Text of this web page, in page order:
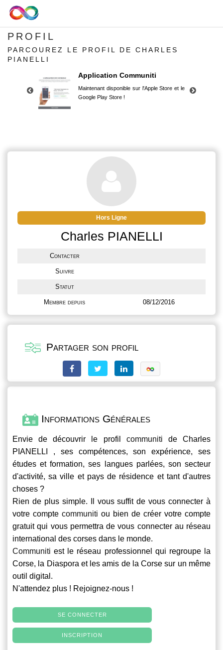
PROFIL
PARCOUREZ LE PROFIL DE CHARLES
PIANELLI
Application Communiti
Maintenant disponible sur l'Apple Store et le
Google Play Store !
Google Play Store !
Hors Ligne
Charles PIANELLI
Contacter
Suivre
Statut
Membre depuis 08/12/2016
Partager son profil
Informations Générales
Envie de découvrir le profil communiti de Charles
PIANELLI , ses compétences, son expérience, ses
études et formation, ses langues parlées, son secteur
d'activité, sa ville et pays de résidence et tant d'autres
choses ?
Rien de plus simple. Il vous suffit de vous connecter à
votre compte communiti ou bien de créer votre compte
gratuit qui vous permettra de vous connecter au réseau
international des corses dans le monde.
Communiti est le réseau professionnel qui regroupe la
Corse, la Diaspora et les amis de la Corse sur un même
outil digital.
N'attendez plus ! Rejoignez-nous !
SE CONNECTER
INSCRIPTION